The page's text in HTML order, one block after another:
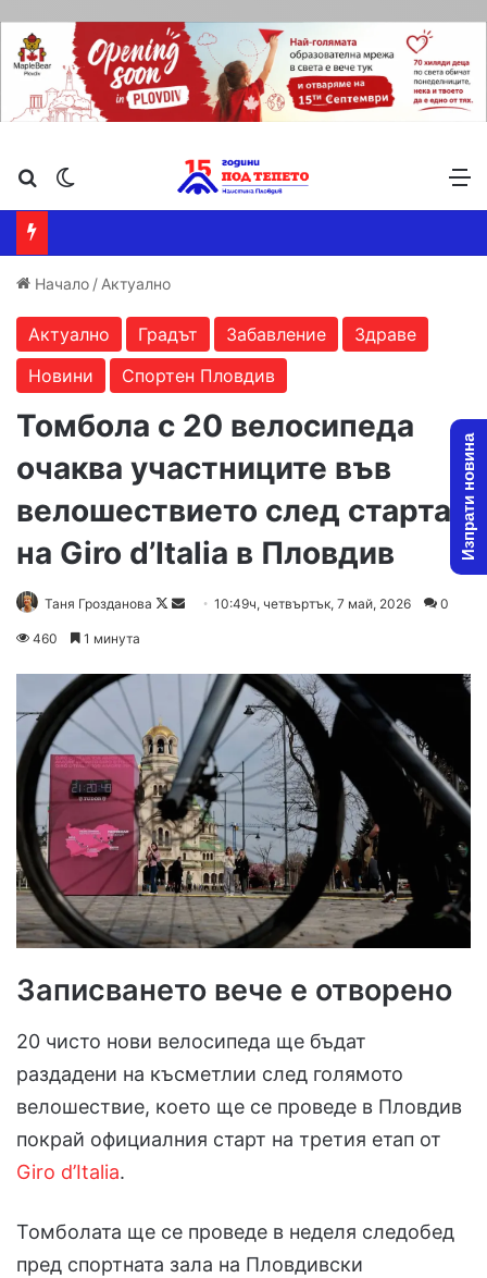
Търсене ...
Начало / Актуално
Актуално Градът Забавление
Здраве
Новини
Спортен Пловдив
Томбола с 20 велосипеда
очаква участниците във
велошествието след старта
на Giro d’Italia в Пловдив
Таня Грозданова
Follow
Send10:49ч, четвъртък, 7 май, 2026 0
460 1 минута
Записването вече е отворено
20 чисто нови велосипеда ще бъдат
раздадени на късметлии след голямото
велошествие, което ще се проведе в Пловдив
покрай официалния старт на третия етап от
Giro d’Italia.
Томболата ще се проведе в неделя следобед
пред спортната зала на Пловдивски
Изпрати новина